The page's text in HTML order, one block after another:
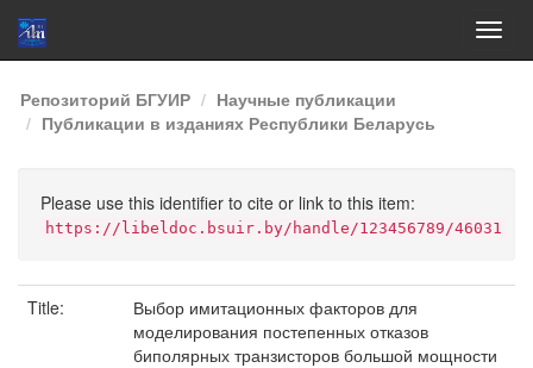
Skip
navigation
Репозиторий БГУИР
Научные публикации
Публикации в изданиях Республики Беларусь
Please use this identifier to cite or link to this item:
https://libeldoc.bsuir.by/handle/123456789/46031
Title:
Выбор имитационных факторов для
моделирования постепенных отказов
биполярных транзисторов большой мощности